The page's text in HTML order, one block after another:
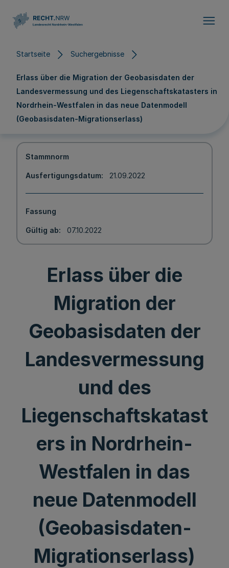
Startseite Suchergebnisse
Erlass über die Migration der Geobasisdaten der
Landesvermessung und des Liegenschaftskatasters in
Nordrhein-Westfalen in das neue Datenmodell
(Geobasisdaten-Migrationserlass)
Stammnorm
Ausfertigungsdatum 21.09.2022
Fassung
Gültig ab 07.10.2022
Erlass über die
Migration der
Geobasisdaten der
Landesvermessung
und des
Liegenschaftskatast
ers in Nordrhein-
Westfalen in das
neue Datenmodell
(Geobasisdaten-
Migrationserlass)